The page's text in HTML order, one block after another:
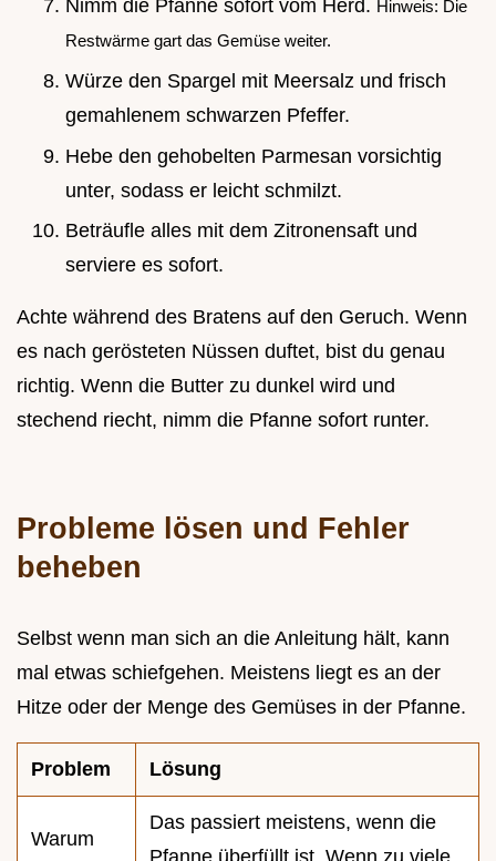
Nimm die Pfanne sofort vom Herd. Hinweis: Die
Restwärme gart das Gemüse weiter.
Würze den Spargel mit Meersalz und frisch
gemahlenem schwarzen Pfeffer.
Hebe den gehobelten Parmesan vorsichtig
unter, sodass er leicht schmilzt.
Beträufle alles mit dem Zitronensaft und
serviere es sofort.
Achte während des Bratens auf den Geruch. Wenn
es nach gerösteten Nüssen duftet, bist du genau
richtig. Wenn die Butter zu dunkel wird und
stechend riecht, nimm die Pfanne sofort runter.
Probleme lösen und Fehler
beheben
Selbst wenn man sich an die Anleitung hält, kann
mal etwas schiefgehen. Meistens liegt es an der
Hitze oder der Menge des Gemüses in der Pfanne.
Problem Lösung
Warum
Das passiert meistens, wenn die